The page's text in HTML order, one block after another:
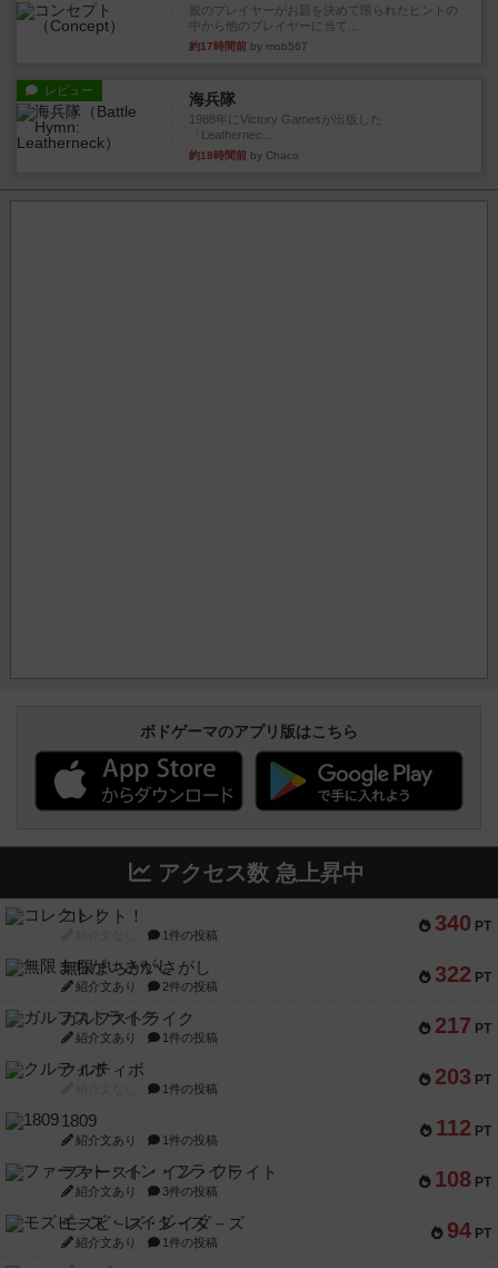
親のプレイヤーがお題を決めて限られたヒントの
中から他のプレイヤーに当て...
約17時間前 by mob567
レビュー 海兵隊
1988年にVictory Gamesが出版した
『Leathernec...
約18時間前 by Chaco
ボドゲーマのアプリ版はこちら
アクセス数 急上昇中
340 PT
コレクト！
1件の投稿
322 PT
無限まちがいさがし
紹介文あり 2件の投稿
217 PT
ガルフストライク
紹介文あり 1件の投稿
203 PT
クルティボ
1件の投稿
112 PT
1809
紹介文あり 1件の投稿
108 PT
ファースト・イン・フライト
紹介文あり 3件の投稿
94 PT
モズビ－ズ・レイダ－ズ
紹介文あり 1件の投稿